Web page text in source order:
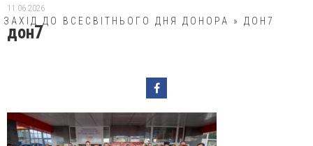
ЗАХІД ДО ВСЕСВІТНЬОГО ДНЯ ДОНОРА » ДОН7
11.06.2026
дон7